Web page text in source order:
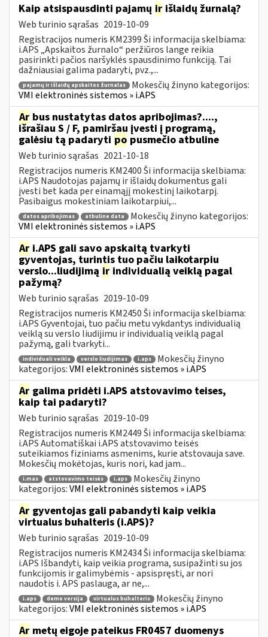
Kaip atsispausdinti pajamų ir išlaidų žurnalą?
Web turinio sąrašas 2019-10-09
Registracijos numeris KM2399 Ši informacija skelbiama:
i.APS „Apskaitos žurnalo“ peržiūros lange reikia
pasirinkti pačios naršyklės spausdinimo funkciją. Tai
dažniausiai galima padaryti, pvz.,...
pajamų ir išlaidų apskaitos žurnalas
Mokesčių žinyno kategorijos:
VMI elektroninės sistemos » i.APS
Ar bus nustatytas datos apribojimas?....,
išrašiau S / F, pamiršau įvesti į programą,
galėsiu tą padaryti po pusmečio atbuline
Web turinio sąrašas 2021-10-18
Registracijos numeris KM2400 Ši informacija skelbiama:
i.APS Naudotojas pajamų ir išlaidų dokumentus gali
įvesti bet kada per einamąjį mokestinį laikotarpį.
Pasibaigus mokestiniam laikotarpiui,...
datos apribojimas atbuline data
Mokesčių žinyno kategorijos:
VMI elektroninės sistemos » i.APS
Ar i.APS gali savo apskaitą tvarkyti
gyventojas, turintis tuo pačiu laikotarpiu
verslo...liudijimą ir individualią veiklą pagal
pažymą?
Web turinio sąrašas 2019-10-09
Registracijos numeris KM2450 Ši informacija skelbiama:
i.APS Gyventojai, tuo pačiu metu vykdantys individualią
veiklą su verslo liudijimu ir individualią veiklą pagal
pažymą, gali tvarkyti...
individuali veikla verslo liudijimas i.aps
Mokesčių žinyno
kategorijos:VMI elektroninės sistemos » i.APS
Ar galima pridėti i.APS atstovavimo teises,
kaip tai padaryti?
Web turinio sąrašas 2019-10-09
Registracijos numeris KM2449 Ši informacija skelbiama:
i.APS Automatiškai i.APS atstovavimo teisės
suteikiamos fiziniams asmenims, kurie atstovauja save.
Mokesčių mokėtojas, kuris nori, kad jam...
i.mas atstovavimo teisės i.aps
Mokesčių žinyno
kategorijos:VMI elektroninės sistemos » i.APS
Ar gyventojas gali pabandyti kaip veikia
virtualus buhalteris (i.APS)?
Web turinio sąrašas 2019-10-09
Registracijos numeris KM2434 Ši informacija skelbiama:
i.APS Išbandyti, kaip veikia programa, susipažinti su jos
funkcijomis ir galimybėmis - apsispręsti, ar nori
naudotis i. APS paslauga, ar ne,...
i.aps demo versija virtualus buhalteris
Mokesčių žinyno
kategorijos:VMI elektroninės sistemos » i.APS
Ar metų eigoje pateikus FR0457 duomenys